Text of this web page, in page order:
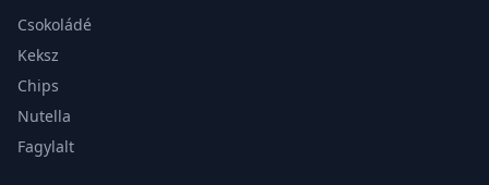
Csokoládé
Keksz
Chips
Nutella
Fagylalt